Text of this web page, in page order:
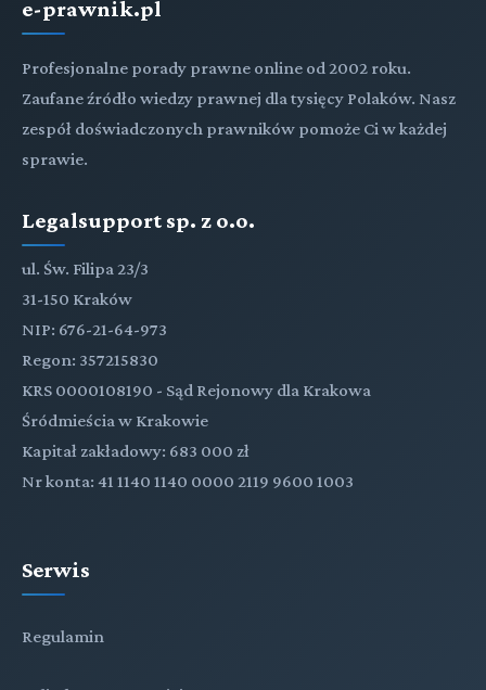
e-prawnik.pl
Profesjonalne porady prawne online od 2002 roku.
Zaufane źródło wiedzy prawnej dla tysięcy Polaków. Nasz
zespół doświadczonych prawników pomoże Ci w każdej
sprawie.
Legalsupport sp. z o.o.
ul. Św. Filipa 23/3
31-150 Kraków
NIP: 676-21-64-973
Regon: 357215830
KRS 0000108190 - Sąd Rejonowy dla Krakowa
Śródmieścia w Krakowie
Kapitał zakładowy: 683 000 zł
Nr konta: 41 1140 1140 0000 2119 9600 1003
Serwis
Regulamin